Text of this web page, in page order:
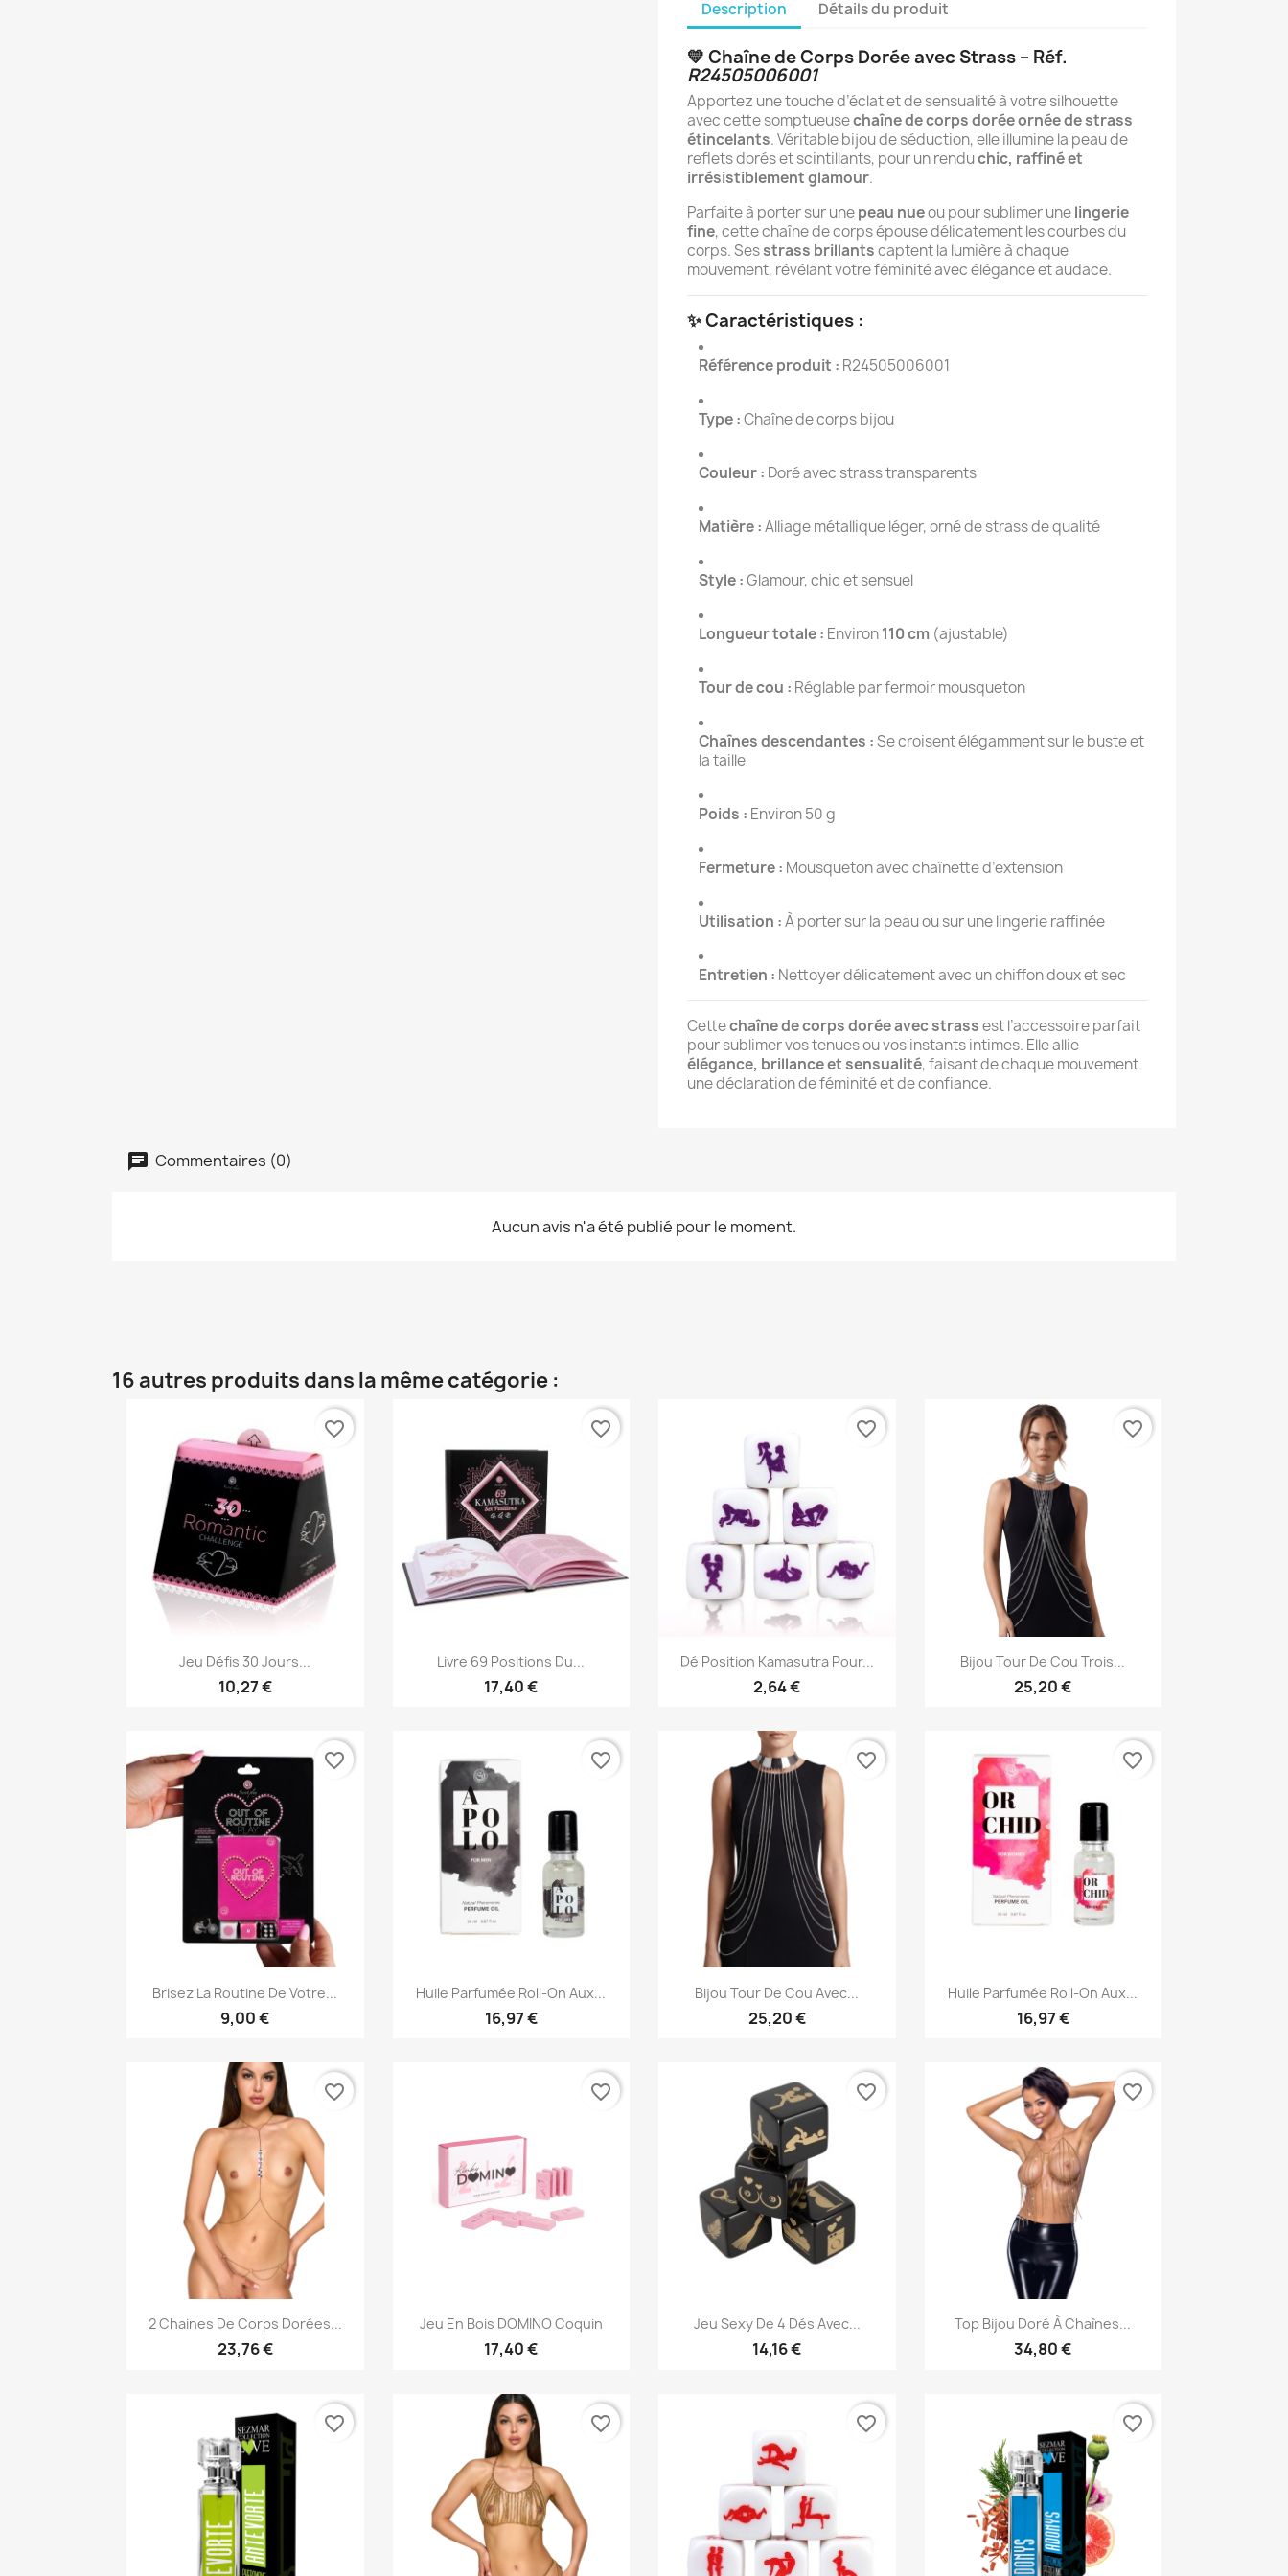
Description Détails du produit
💛 Chaîne de Corps Dorée avec Strass – Réf.
R24505006001
Apportez une touche d’éclat et de sensualité à votre silhouette
avec cette somptueusechaîne de corps dorée ornée de strass
étincelants. Véritable bijou de séduction, elle illumine la peau de
reflets dorés et scintillants, pour un renduchic, raffiné et
irrésistiblement glamour.
Parfaite à porter sur unepeau nueou pour sublimer unelingerie
fine, cette chaîne de corps épouse délicatement les courbes du
corps. Sesstrass brillantscaptent la lumière à chaque
mouvement, révélant votre féminité avec élégance et audace.
✨ Caractéristiques :
Référence produit : R24505006001
Type :Chaîne de corps bijou
Couleur : Doré avec strass transparents
Matière :Alliage métallique léger, orné de strass de qualité
Style :Glamour, chic et sensuel
Longueur totale : Environ110 cm (ajustable)
Tour de cou : Réglable par fermoir mousqueton
Chaînes descendantes :Se croisent élégamment sur le buste et
la taille
Poids : Environ 50 g
Fermeture : Mousqueton avec chaînette d’extension
Utilisation :À porter sur la peau ou sur une lingerie raffinée
Entretien : Nettoyer délicatement avec un chiffon doux et sec
Cettechaîne de corps dorée avec strassest l’accessoire parfait
pour sublimer vos tenues ou vos instants intimes. Elle allie
élégance, brillance et sensualité, faisant de chaque mouvement
une déclaration de féminité et de confiance.
Commentaires (0)
Aucun avis n'a été publié pour le moment.
16 autres produits dans la même catégorie :
 Aperçu rapide
Jeu Défis 30 Jours...
10,27 €
favorite_border
 Aperçu rapide
Livre 69 Positions Du...
17,40 €
favorite_border
Aperçu rapide
Dé Position Kamasutra Pour...
2,64 €
favorite_border
Aperçu rapide
Bijou Tour De Cou Trois...
25,20 €
favorite_border
 Aperçu rapide
Brisez La Routine De Votre...
9,00 €
favorite_border
Aperçu rapide
Huile Parfumée Roll-On Aux...
16,97 €
favorite_border
Aperçu rapide
Bijou Tour De Cou Avec...
25,20 €
favorite_border
Aperçu rapide
Huile Parfumée Roll-On Aux...
16,97 €
favorite_border
Aperçu rapide
2 Chaines De Corps Dorées...
23,76 €
favorite_border
Aperçu rapide
Jeu En Bois DOMINO Coquin
17,40 €
favorite_border
Aperçu rapide
Jeu Sexy De 4 Dés Avec...
14,16 €
favorite_border
Aperçu rapide
Top Bijou Doré À Chaînes...
34,80 €
favorite_border
favorite_border favorite_border favorite_border favorite_border